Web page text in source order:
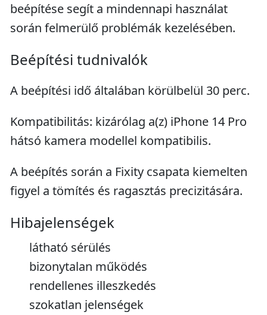
beépítése segít a mindennapi használat
során felmerülő problémák kezelésében.
Beépítési tudnivalók
A beépítési idő általában körülbelül 30 perc.
Kompatibilitás: kizárólag a(z) iPhone 14 Pro
hátsó kamera modellel kompatibilis.
A beépítés során a Fixity csapata kiemelten
figyel a tömítés és ragasztás precizitására.
Hibajelenségek
látható sérülés
bizonytalan működés
rendellenes illeszkedés
szokatlan jelenségek